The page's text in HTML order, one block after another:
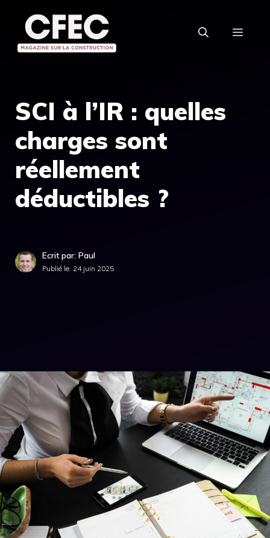
contenu
SCI à l’IR : quelles
charges sont
réellement
déductibles ?
Ecrit par: Paul
Publié le: 24 juin 2025